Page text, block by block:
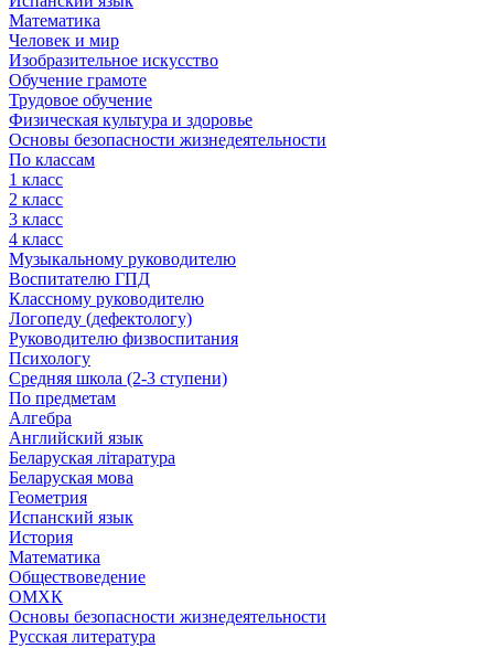
Математика
Человек и мир
Изобразительное искусство
Обучение грамоте
Трудовое обучение
Физическая культура и здоровье
Основы безопасности жизнедеятельности
По классам
1 класс
2 класс
3 класс
4 класс
Музыкальному руководителю
Воспитателю ГПД
Классному руководителю
Логопеду (дефектологу)
Руководителю физвоспитания
Психологу
Средняя школа (2-3 ступени)
По предметам
Алгебра
Английский язык
Беларуская літаратура
Беларуская мова
Геометрия
Испанский язык
История
Математика
Обществоведение
ОМХК
Основы безопасности жизнедеятельности
Русская литература